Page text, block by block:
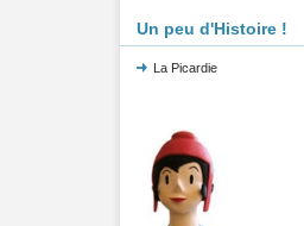
Un peu d'Histoire !
La Picardie